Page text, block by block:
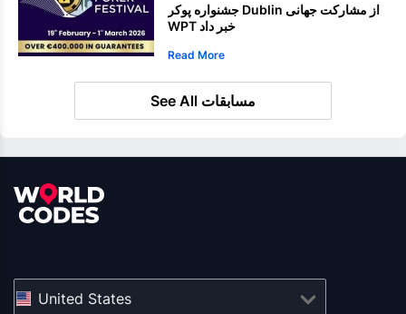
جشنواره پوکر Dublin از مشارکت جهانی
WPT خبر داد
Read More
See All مسابقات
United States